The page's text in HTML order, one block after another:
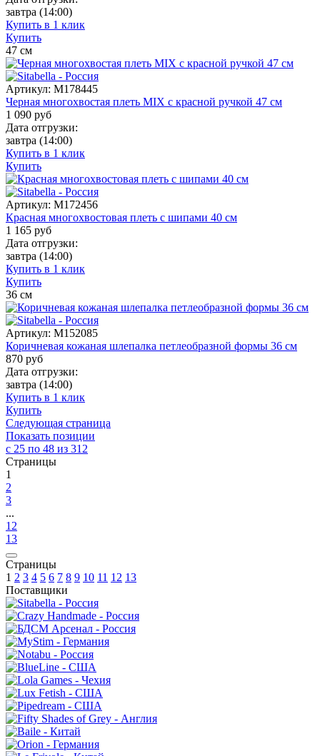
завтра (14:00)
Купить в 1 клик
Купить
47 см
Артикул: M178445
Черная многохвостая плеть MIX с красной ручкой 47 см
1 090 руб
Дата отгрузки:
завтра (14:00)
Купить в 1 клик
Купить
Артикул: M172456
Красная многохвостовая плеть с шипами 40 см
1 165 руб
Дата отгрузки:
завтра (14:00)
Купить в 1 клик
Купить
36 см
Артикул: M152085
Коричневая кожаная шлепалка петлеобразной формы 36 см
870 руб
Дата отгрузки:
завтра (14:00)
Купить в 1 клик
Купить
Следующая страница
Показать позиции
с 25 по 48 из 312
Страницы
1
2
3
...
12
13
Страницы
1 2 3 4 5 6 7 8 9 10 11 12 13
Поставщики